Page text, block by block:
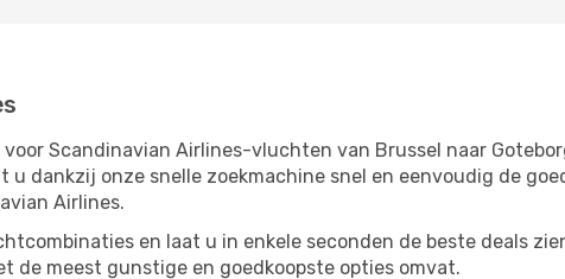
Scandinavian Airlines-vluchten van Brussel naar
u dankzij onze snelle zoekmachine snel en eenvoudig de
Airlines.
en laat u in enkele seconden de beste deals
de meest gunstige en goedkoopste opties omvat.